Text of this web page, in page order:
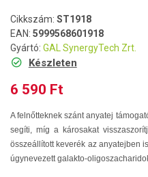
Cikkszám: ST1918
EAN: 5999568601918
Gyártó: GAL SynergyTech Zrt.
Készleten
6 590 Ft
A felnőtteknek szánt anyatej
segíti, míg a károsakat
összeállított keverék az anyatejben
úgynevezett galakto-